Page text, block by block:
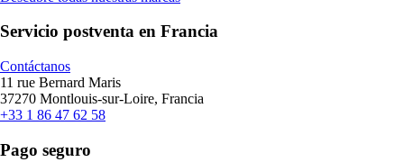
Servicio postventa en Francia
Contáctanos
11 rue Bernard Maris
37270 Montlouis-sur-Loire, Francia
+33 1 86 47 62 58
Pago seguro